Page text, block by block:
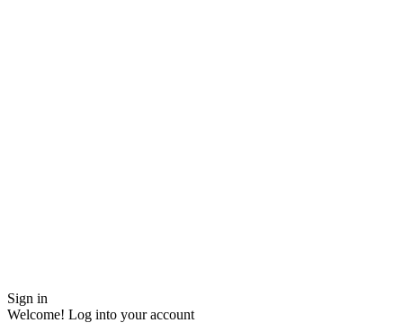
Sign in
Welcome! Log into your account